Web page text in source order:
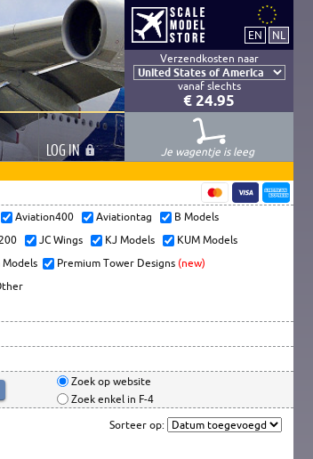
Verzendkosten naar
vanaf slechts
€ 24.95
LOGIN
Je wagentje is leeg
Aviation400 Aviationtag
B Models
JC Wings KJ Models
KUM Models
Models Premium Tower Designs (new)
Zoek op website
Zoek enkel in F-4
Sorteer op: